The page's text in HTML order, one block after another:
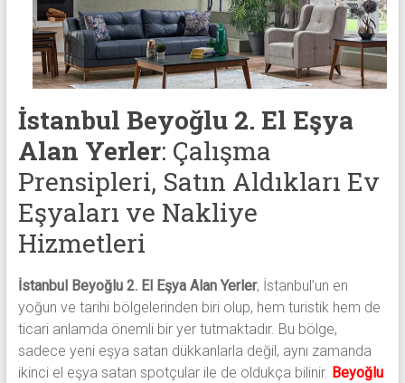
klima,
kombi
mobilya
alımı
gibi
komple
alımı
yapıyor.
İstanbul Beyoğlu 2. El Eşya
Alan Yerler: Çalışma
Prensipleri, Satın Aldıkları Ev
Eşyaları ve Nakliye
Hizmetleri
İstanbul Beyoğlu 2. El Eşya Alan Yerler, İstanbul’un en
yoğun ve tarihi bölgelerinden biri olup, hem turistik hem de
ticari anlamda önemli bir yer tutmaktadır. Bu bölge,
sadece yeni eşya satan dükkanlarla değil, aynı zamanda
ikinci el eşya satan spotçular ile de oldukça bilinir. Beyoğlu